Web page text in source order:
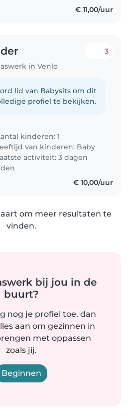
€ 11,00/uur
in Venlo
3
lid van Babysits om dit
profiel te bekijken.
kinderen: 1
van kinderen: Baby
activiteit: 3 dagen
€ 10,00/uur
om meer resultaten te
vinden.
bij jou in de
buurt?
nog je profiel toe, dan
aan om gezinnen in
met oppassen
zoals jij.
Beginnen